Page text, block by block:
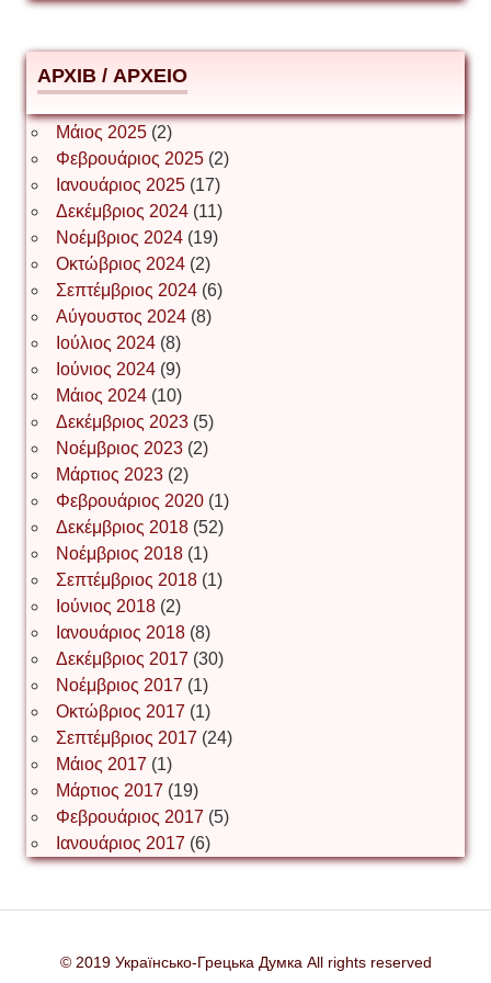
Δημήτριος Ζακοντινός
ΕΥΑΓΓΕΛΟΣ ΜΩΚΟΣ
Ιωάννης Σ. Παπαφλωράτος
ΝΙΚΟΣ ΓΑΤΟΣ
Νίκος Λυγερός
Іван Буртик
Іван Наконечний
Інга Короткевич
Ірина Ключковська
Ірина Наконечна
Ірина Пясецька
АРХІВ / ΑΡΧΕΙΟ
Μάιος 2025(2)
Φεβρουάριος 2025(2)
Ιανουάριος 2025(17)
Δεκέμβριος 2024(11)
Νοέμβριος 2024(19)
Οκτώβριος 2024(2)
Σεπτέμβριος 2024(6)
Αύγουστος 2024(8)
Ιούλιος 2024(8)
Ιούνιος 2024(9)
Μάιος 2024(10)
Δεκέμβριος 2023(5)
Νοέμβριος 2023(2)
Μάρτιος 2023(2)
Φεβρουάριος 2020(1)
Δεκέμβριος 2018(52)
Νοέμβριος 2018(1)
Σεπτέμβριος 2018(1)
Ιούνιος 2018(2)
Ιανουάριος 2018(8)
Δεκέμβριος 2017 (30)
Νοέμβριος 2017 (1)
Οκτώβριος 2017 (1)
Σεπτέμβριος 2017 (24)
Μάιος 2017 (1)
Μάρτιος 2017 (19)
Φεβρουάριος 2017 (5)
Ιανουάριος 2017 (6)
© 2019 Українсько-Грецька Думка All rights reserved